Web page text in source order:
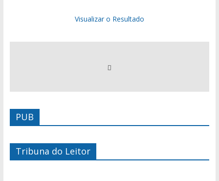
Visualizar o Resultado
PUB
Tribuna do Leitor